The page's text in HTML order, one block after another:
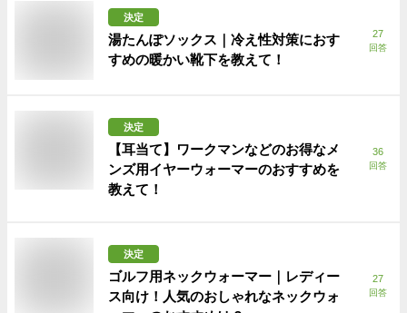
決定
湯たんぽソックス｜冷え性対策におす
すめの暖かい靴下を教えて！
27
回答
決定
【耳当て】ワークマンなどのお得なメ
ンズ用イヤーウォーマーのおすすめを
教えて！
36
回答
決定
ゴルフ用ネックウォーマー｜レディー
ス向け！人気のおしゃれなネックウォ
27
回答